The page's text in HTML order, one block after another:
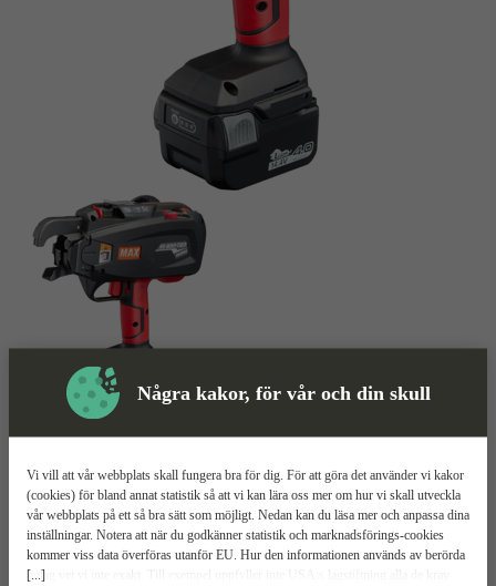
Några kakor, för vår och din skull
[...]
Vi vill att vår webbplats skall fungera bra för dig. För att göra det använder vi kakor
(cookies) för bland annat statistik så att vi kan lära oss mer om hur vi skall utveckla
vår webbplats på ett så bra sätt som möjligt. Nedan kan du läsa mer och anpassa dina
inställningar. Notera att när du godkänner statistik och marknadsförings-cookies
kommer viss data överföras utanför EU. Hur den informationen används av berörda
bolag vet vi inte exakt. Till exempel uppfyller inte USA:s lagstiftning alla de krav
Mer information
MAX RB398S
120 naj/rulle
Najar varje punkt under en sekund